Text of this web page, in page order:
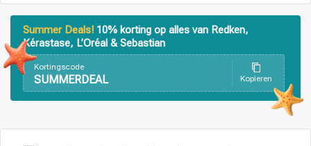
Produits de coiffage Coloration des cheveux
Summer Deals! 10% korting op alles van Redken,
Kérastase, L’Oréal & Sebastian
Kortingscode
SUMMERDEAL Kopieren